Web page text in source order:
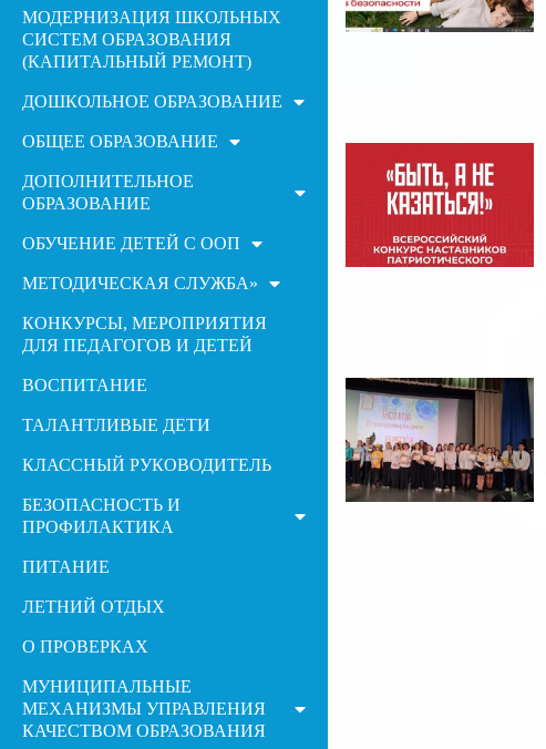
МОДЕРНИЗАЦИЯ ШКОЛЬНЫХ
СИСТЕМ ОБРАЗОВАНИЯ
(КАПИТАЛЬНЫЙ РЕМОНТ)
ДОШКОЛЬНОЕ ОБРАЗОВАНИЕ
ОБЩЕЕ ОБРАЗОВАНИЕ
ДОПОЛНИТЕЛЬНОЕ
ОБРАЗОВАНИЕ
ОБУЧЕНИЕ ДЕТЕЙ С ООП
МЕТОДИЧЕСКАЯ СЛУЖБА»
КОНКУРСЫ, МЕРОПРИЯТИЯ
ДЛЯ ПЕДАГОГОВ И ДЕТЕЙ
ВОСПИТАНИЕ
ТАЛАНТЛИВЫЕ ДЕТИ
КЛАССНЫЙ РУКОВОДИТЕЛЬ
БЕЗОПАСНОСТЬ И
ПРОФИЛАКТИКА
ПИТАНИЕ
ЛЕТНИЙ ОТДЫХ
О ПРОВЕРКАХ
МУНИЦИПАЛЬНЫЕ
МЕХАНИЗМЫ УПРАВЛЕНИЯ
КАЧЕСТВОМ ОБРАЗОВАНИЯ